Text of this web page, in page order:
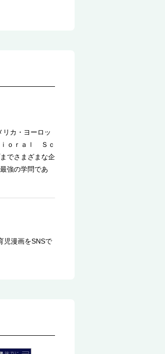
カ・ヨーロッ
ｉｏｒａｌ Ｓｃ
でさまざまな企
強の学問であ
児漫画をSNSで